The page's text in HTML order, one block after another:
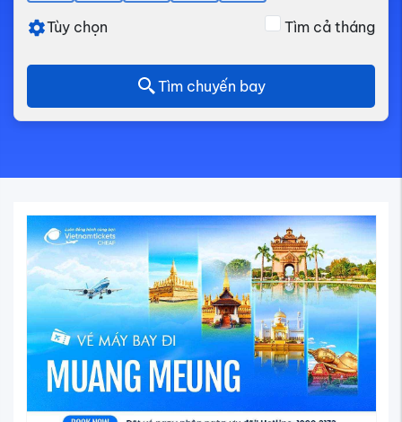
Tùy chọn Tìm cả tháng
Tìm chuyến bay